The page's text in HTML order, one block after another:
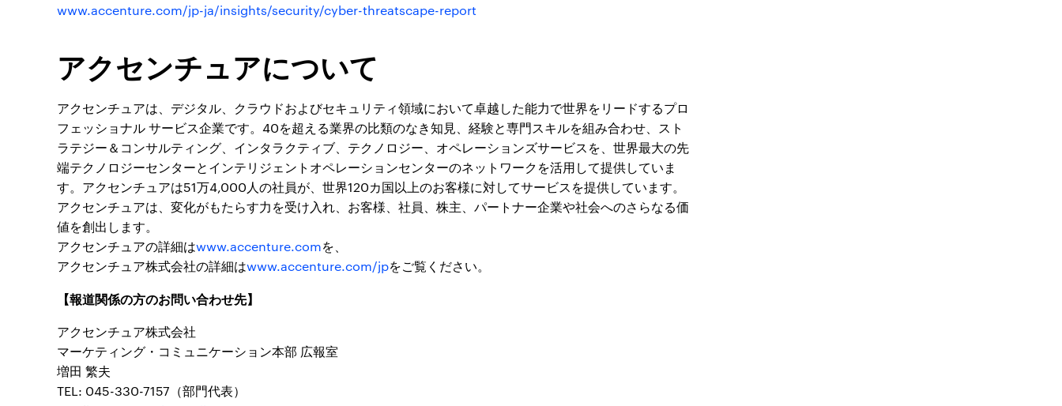
www.accenture.com/jp-ja/insights/security/cyber-threatscape-report
アクセンチュアについて
アクセンチュアは、デジタル、クラウドおよびセキュリティ領域において卓越した能力で世界をリードするプロ
フェッショナル サービス企業です。40を超える業界の比類のなき知見、経験と専門スキルを組み合わせ、スト
ラテジー＆コンサルティング、インタラクティブ、テクノロジー、オペレーションズサービスを、世界最大の先
端テクノロジーセンターとインテリジェントオペレーションセンターのネットワークを活用して提供していま
す。アクセンチュアは51万4,000人の社員が、世界120カ国以上のお客様に対してサービスを提供しています。
アクセンチュアは、変化がもたらす力を受け入れ、お客様、社員、株主、パートナー企業や社会へのさらなる価
値を創出します。
アクセンチュアの詳細はwww.accenture.comを、
アクセンチュア株式会社の詳細はwww.accenture.com/jpをご覧ください。
【報道関係の方のお問い合わせ先】
アクセンチュア株式会社
マーケティング・コミュニケーション本部 広報室
増田 繁夫
TEL: 045-330-7157（部門代表）